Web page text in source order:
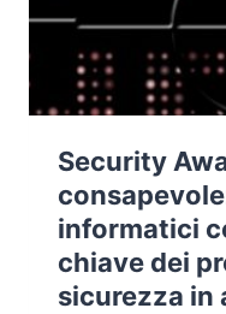
Security
informatici
chiave dei
sicurezza in